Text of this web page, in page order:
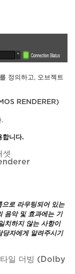
정의하고, 오브젝트
RENDERER)
.
합니다.
셋
로 라우팅되어 있는
음악 및 효과에는 기
치하지 않는 사항이
당자에게 알려주시기
일 더빙 (Dolby